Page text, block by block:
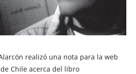
realizó una nota para la web
Chile acerca del libro